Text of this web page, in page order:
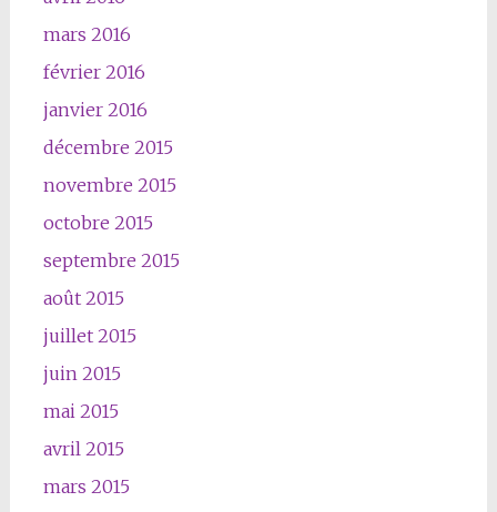
mars 2016
février 2016
janvier 2016
décembre 2015
novembre 2015
octobre 2015
septembre 2015
août 2015
juillet 2015
juin 2015
mai 2015
avril 2015
mars 2015